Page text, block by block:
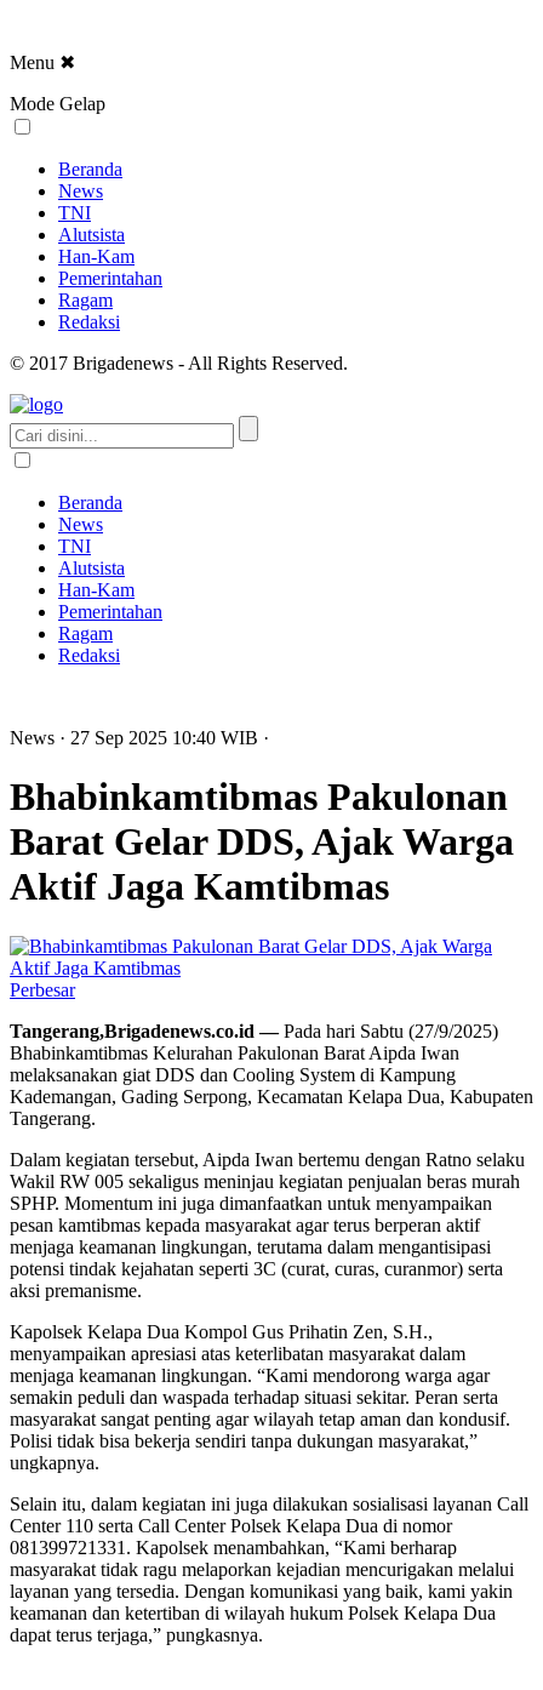
Menu ✖
Mode Gelap
Beranda
News
TNI
Alutsista
Han-Kam
Pemerintahan
Ragam
Redaksi
© 2017 Brigadenews - All Rights Reserved.
Beranda
News
TNI
Alutsista
Han-Kam
Pemerintahan
Ragam
Redaksi
News · 27 Sep 2025 10:40 WIB ·
Bhabinkamtibmas Pakulonan
Barat Gelar DDS, Ajak Warga
Aktif Jaga Kamtibmas
Perbesar
Tangerang,Brigadenews.co.id —Pada hari Sabtu (27/9/2025)
Bhabinkamtibmas Kelurahan Pakulonan Barat Aipda Iwan
melaksanakan giat DDS dan Cooling System di Kampung
Kademangan, Gading Serpong, Kecamatan Kelapa Dua, Kabupaten
Tangerang.
Dalam kegiatan tersebut, Aipda Iwan bertemu dengan Ratno selaku
Wakil RW 005 sekaligus meninjau kegiatan penjualan beras murah
SPHP. Momentum ini juga dimanfaatkan untuk menyampaikan
pesan kamtibmas kepada masyarakat agar terus berperan aktif
menjaga keamanan lingkungan, terutama dalam mengantisipasi
potensi tindak kejahatan seperti 3C (curat, curas, curanmor) serta
aksi premanisme.
Kapolsek Kelapa Dua Kompol Gus Prihatin Zen, S.H.,
menyampaikan apresiasi atas keterlibatan masyarakat dalam
menjaga keamanan lingkungan. “Kami mendorong warga agar
semakin peduli dan waspada terhadap situasi sekitar. Peran serta
masyarakat sangat penting agar wilayah tetap aman dan kondusif.
Polisi tidak bisa bekerja sendiri tanpa dukungan masyarakat,”
ungkapnya.
Selain itu, dalam kegiatan ini juga dilakukan sosialisasi layanan Call
Center 110 serta Call Center Polsek Kelapa Dua di nomor
081399721331. Kapolsek menambahkan, “Kami berharap
masyarakat tidak ragu melaporkan kejadian mencurigakan melalui
layanan yang tersedia. Dengan komunikasi yang baik, kami yakin
keamanan dan ketertiban di wilayah hukum Polsek Kelapa Dua
dapat terus terjaga,” pungkasnya.